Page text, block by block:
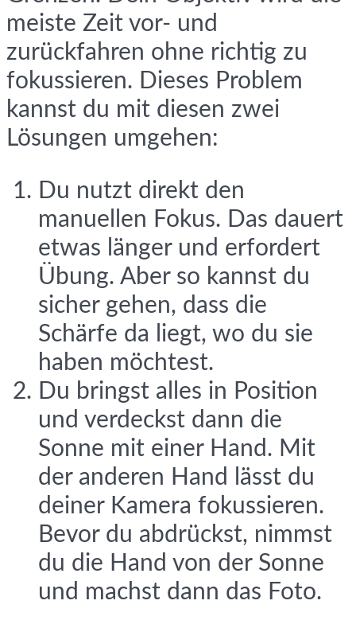
meiste Zeit vor- und
zurückfahren ohne richtig zu
fokussieren. Dieses Problem
kannst du mit diesen zwei
Lösungen umgehen:
Du nutzt direkt den
manuellen Fokus. Das dauert
etwas länger und erfordert
Übung. Aber so kannst du
sicher gehen, dass die
Schärfe da liegt, wo du sie
haben möchtest.
Du bringst alles in Position
und verdeckst dann die
Sonne mit einer Hand. Mit
der anderen Hand lässt du
deiner Kamera fokussieren.
Bevor du abdrückst, nimmst
du die Hand von der Sonne
und machst dann das Foto.